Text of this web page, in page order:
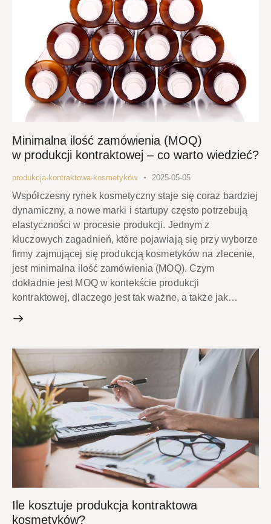
Minimalna ilość zamówienia (MOQ)
w produkcji kontraktowej – co warto wiedzieć?
produkcja-kontraktowa-kosmetyków 2025-05-05
Współczesny rynek kosmetyczny staje się coraz bardziej
dynamiczny, a nowe marki i startupy często potrzebują
elastyczności w procesie produkcji. Jednym z
kluczowych zagadnień, które pojawiają się przy wyborze
firmy zajmującej się produkcją kosmetyków na zlecenie,
jest minimalna ilość zamówienia (MOQ). Czym
dokładnie jest MOQ w kontekście produkcji
kontraktowej, dlaczego jest tak ważne, a także jak…
Ile kosztuje produkcja kontraktowa
kosmetyków?